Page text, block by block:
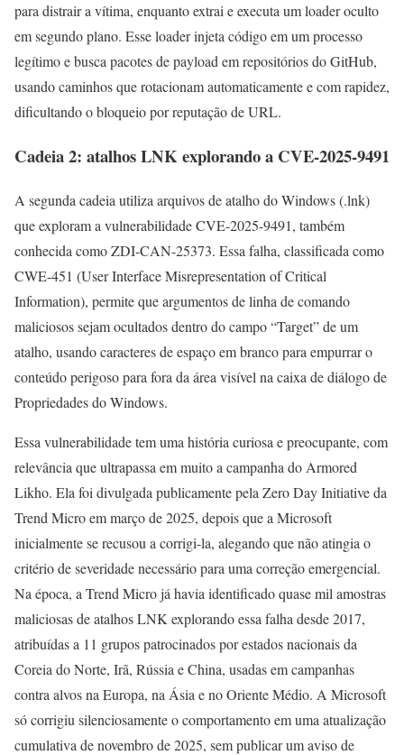
para distrair a vítima, enquanto extrai e executa um loader oculto
em segundo plano. Esse loader injeta código em um processo
legítimo e busca pacotes de payload em repositórios do GitHub,
usando caminhos que rotacionam automaticamente e com rapidez,
dificultando o bloqueio por reputação de URL.
Cadeia 2: atalhos LNK explorando a CVE-2025-9491
A segunda cadeia utiliza arquivos de atalho do Windows (.lnk)
que exploram a vulnerabilidade CVE-2025-9491, também
conhecida como ZDI-CAN-25373. Essa falha, classificada como
CWE-451 (User Interface Misrepresentation of Critical
Information), permite que argumentos de linha de comando
maliciosos sejam ocultados dentro do campo “Target” de um
atalho, usando caracteres de espaço em branco para empurrar o
conteúdo perigoso para fora da área visível na caixa de diálogo de
Propriedades do Windows.
Essa vulnerabilidade tem uma história curiosa e preocupante, com
relevância que ultrapassa em muito a campanha do Armored
Likho. Ela foi divulgada publicamente pela Zero Day Initiative da
Trend Micro em março de 2025, depois que a Microsoft
inicialmente se recusou a corrigi-la, alegando que não atingia o
critério de severidade necessário para uma correção emergencial.
Na época, a Trend Micro já havia identificado quase mil amostras
maliciosas de atalhos LNK explorando essa falha desde 2017,
atribuídas a 11 grupos patrocinados por estados nacionais da
Coreia do Norte, Irã, Rússia e China, usadas em campanhas
contra alvos na Europa, na Ásia e no Oriente Médio. A Microsoft
só corrigiu silenciosamente o comportamento em uma atualização
cumulativa de novembro de 2025, sem publicar um aviso de